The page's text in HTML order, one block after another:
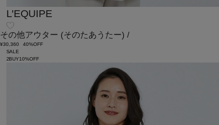
L'EQUIPE
その他アウター (そのたあうたー) /
¥30,360
40%OFF
SALE
2BUY10%OFF